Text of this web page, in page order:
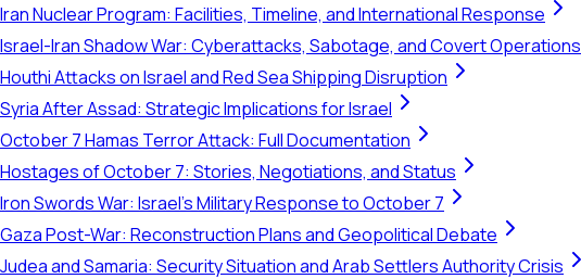
Iran Nuclear Program: Facilities, Timeline, and International Response
Israel-Iran Shadow War: Cyberattacks, Sabotage, and Covert Operations
Houthi Attacks on Israel and Red Sea Shipping Disruption
Syria After Assad: Strategic Implications for Israel
October 7 Hamas Terror Attack: Full Documentation
Hostages of October 7: Stories, Negotiations, and Status
Iron Swords War: Israel's Military Response to October 7
Gaza Post-War: Reconstruction Plans and Geopolitical Debate
Judea and Samaria: Security Situation and Arab Settlers Authority Crisis